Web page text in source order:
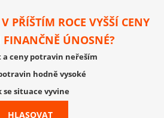
PŘÍŠTÍM ROCE VYŠŠÍ CENY
FINANČNĚ ÚNOSNÉ?
a ceny potravin neřeším
hodně vysoké
se situace vyvine